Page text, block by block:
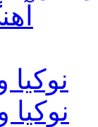
نوكيا
نوكيا